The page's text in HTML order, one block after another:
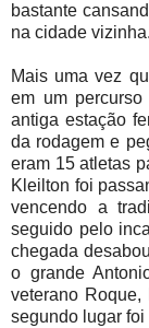
bastante
na cidade vizinha.
Mais uma vez
em um
antiga estação
da rodagem e
eram 15 atletas
Kleilton foi
vencendo a
seguido pelo
chegada
o grande
veterano
segundo lugar